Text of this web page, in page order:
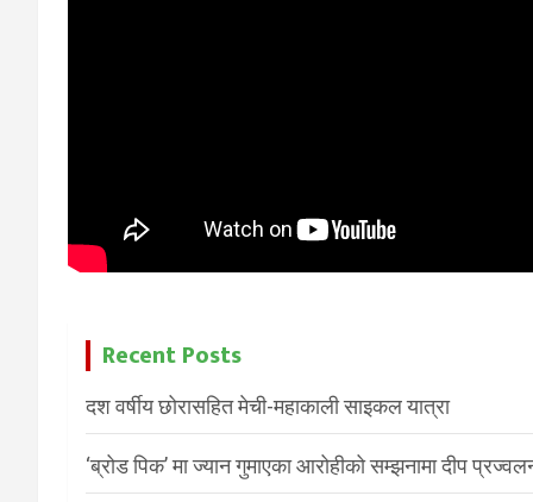
Recent Posts
दश वर्षीय छोरासहित मेची-महाकाली साइकल यात्रा
‘ब्रोड पिक’ मा ज्यान गुमाएका आरोहीको सम्झनामा दीप